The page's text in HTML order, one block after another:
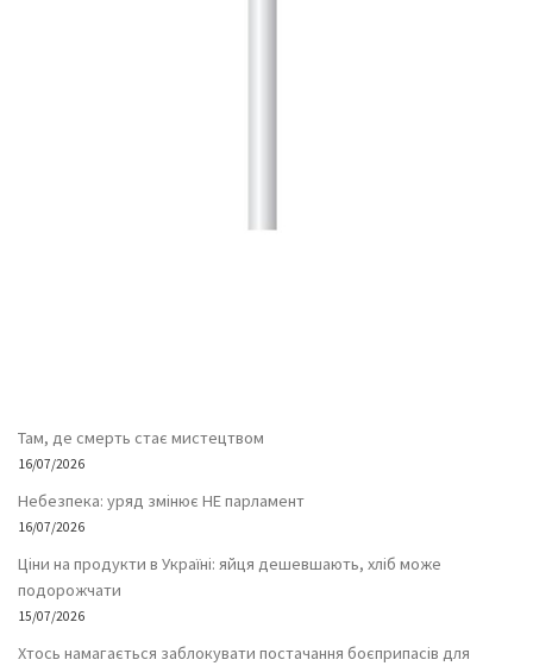
Там, де смерть стає мистецтвом
16/07/2026
Небезпека: уряд змінює НЕ парламент
16/07/2026
Ціни на продукти в Україні: яйця дешевшають, хліб може
подорожчати
15/07/2026
Хтось намагається заблокувати постачання боєприпасів для